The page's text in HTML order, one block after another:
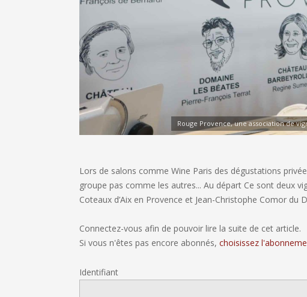
Rouge Provence, une association de
Lors de salons comme Wine Paris des dégustations
groupe pas comme les autres... Au départ Ce sont deux
Coteaux d’Aix en Provence et Jean-Christophe Comor du
Connectez-vous afin de pouvoir lire la suite de cet article.
Si vous n'êtes pas encore abonnés, choisissez
Identifiant